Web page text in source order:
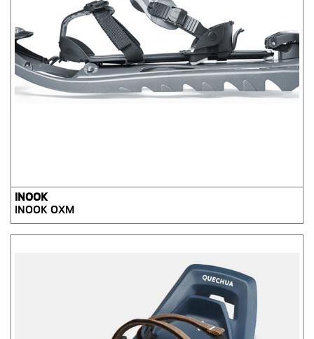
INOOK
INOOK OXM